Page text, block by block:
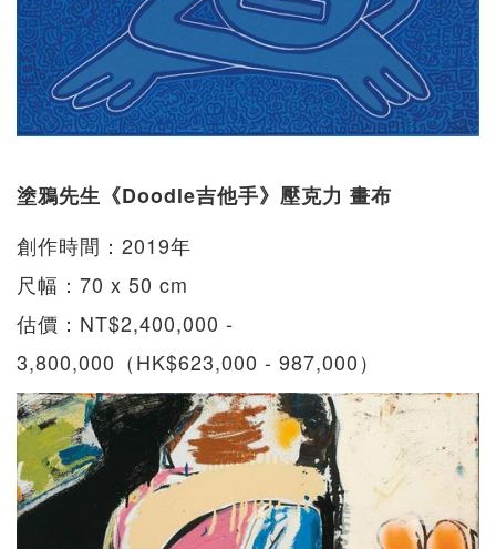
塗鴉先生《Doodle吉他手》壓克力 畫布
創作時間：2019年
尺幅：70 x 50 cm
估價：NT$2,400,000 -
3,800,000（HK$623,000 - 987,000）